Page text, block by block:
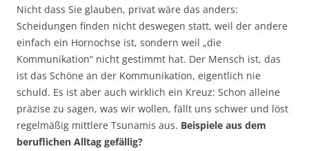
Nicht dass Sie glauben, privat wäre das anders:
Scheidungen finden nicht deswegen statt, weil der andere
einfach ein Hornochse ist, sondern weil „die
Kommunikation“ nicht gestimmt hat. Der Mensch ist, das
ist das Schöne an der Kommunikation, eigentlich nie
schuld. Es ist aber auch wirklich ein Kreuz: Schon alleine
präzise zu sagen, was wir wollen, fällt uns schwer und löst
regelmäßig mittlere Tsunamis aus. Beispiele aus dem
beruflichen Alltag gefällig?